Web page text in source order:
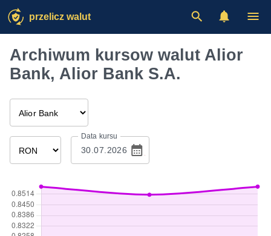
przelicz walut
Archiwum kursow walut Alior
Bank, Alior Bank S.A.
Data kursu